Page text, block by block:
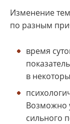
Изменение
по разным
время
в
Возможно
сильного